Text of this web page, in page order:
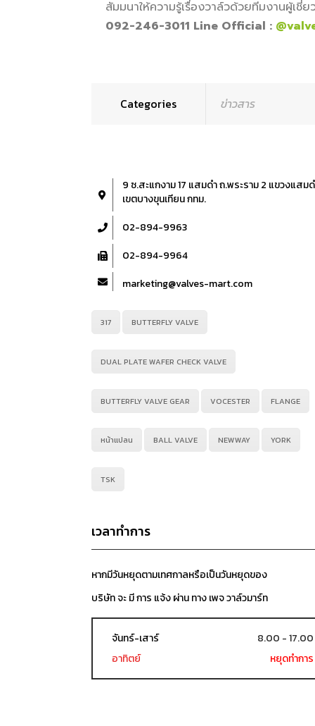
สัมมนาให้ความรู้เรื่องวาล์วด้วยทีมงานผู้เชี่
092-246-3011 Line Official :
Categories ข่าวสาร
9 ซ.สะแกงาม 17 แสมดำ ถ.พระราม 2 แขวงแสม
เขตบางขุนเทียน กทม.
02-894-9963
02-894-9964
marketing@valves-mart.com
317 BUTTERFLY VALVE
DUAL PLATE WAFER CHECK VALVE
BUTTERFLY VALVE GEAR VOCESTER FLANGE
หน้าแปลน BALL VALVE NEWWAY YORK
TSK
เวลาทำการ
หากมีวันหยุดตามเทศกาลหรือเป็นวันหยุดของ
บริษัท จะ มี การ แจ้ง ผ่าน ทาง เพจ วาล์วมาร์ท
จันทร์-เสาร์
8.00 - 17.00
อาทิตย์
หยุดทำการ